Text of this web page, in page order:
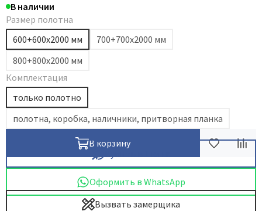
В наличии
Размер полотна
600+600х2000 мм
700+700х2000 мм
800+800х2000 мм
Комплектация
только полотно
полотна, коробка, наличники, притворная планка
В корзину
Оформить в WhatsApp
Вызвать замерщика